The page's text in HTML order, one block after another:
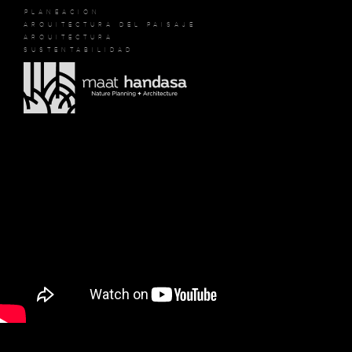
PLANEACIÓN
ARQUITECTURA DEL PAISAJE
ARQUITECTURA
SUSTENTABILIDAD